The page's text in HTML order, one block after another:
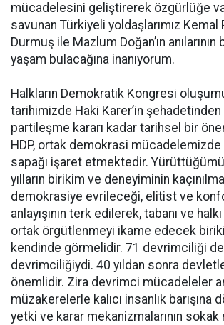
mücadelesini geliştirerek özgürlüğe
savunan Türkiyeli yoldaşlarımız Kemal
Durmuş ile Mazlum Doğan’ın
yaşam bulacağına inanıyorum.
Halkların Demokratik Kongresi
tarihimizde Haki Karer’in şehadetinden
partileşme kararı kadar tarihsel bir
HDP, ortak demokrasi
sapağı işaret etmektedir.
yılların birikim ve deneyiminin
demokrasiye evrileceği, elitist ve
anlayışının terk edilerek, tabanı ve
ortak örgütlenmeyi ikame edecek
kendinde görmelidir. 71 devrimciliği
devrimciliğiydi. 40 yıldan sonra
önemlidir. Zira devrimci mücadeleler
müzakerelerle kalıcı insanlık barışına
yetki ve karar mekanizmalarının